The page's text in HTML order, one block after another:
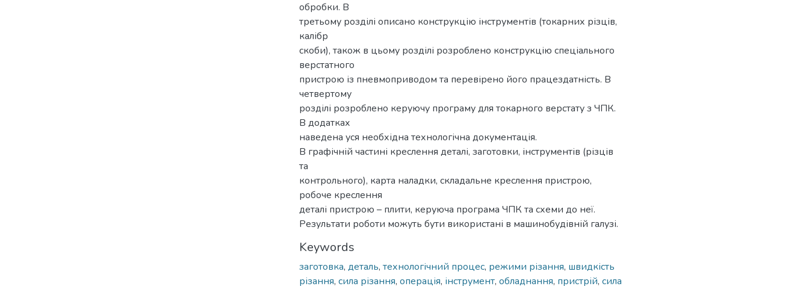
обробки. В
третьому розділі описано конструкцію інструментів (токарних різців,
калібр
скоби), також в цьому розділі розроблено конструкцію спеціального
верстатного
пристрою із пневмоприводом та перевірено його працездатність. В
четвертому
розділі розроблено керуючу програму для токарного верстату з ЧПК.
В додатках
наведена уся необхідна технологічна документація.
В графічній частині креслення деталі, заготовки, інструментів (різців
та
контрольного), карта наладки, складальне креслення пристрою,
робоче креслення
деталі пристрою – плити, керуюча програма ЧПК та схеми до неї.
Результати роботи можуть бути використані в машинобудівній галузі.
Keywords
заготовка, деталь, технологічний процес, режими різання, швидкість
різання, сила різання, операція, інструмент, обладнання, пристрій, сила